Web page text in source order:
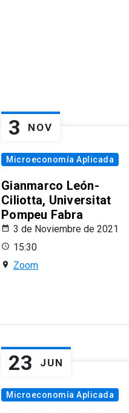
3 NOV
Microeconomía Aplicada
Gianmarco León-
Ciliotta, Universitat
Pompeu Fabra
3 de Noviembre de 2021
15:30
Zoom
23 JUN
Microeconomía Aplicada